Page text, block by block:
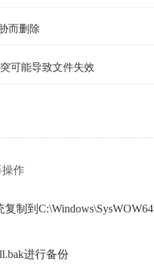
而删除
可能导致文件失效
操作
制到C:\Windows\SysWOW64
进行备份